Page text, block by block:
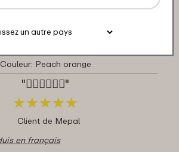
Couleur: Peach orange
"👍🏻👍🏻👍🏻"
★★★★★
★★★★★
Client de Mepal
en français